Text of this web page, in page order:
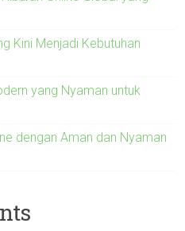
Kini Menjadi Kebutuhan
yang Nyaman untuk
dengan Aman dan Nyaman